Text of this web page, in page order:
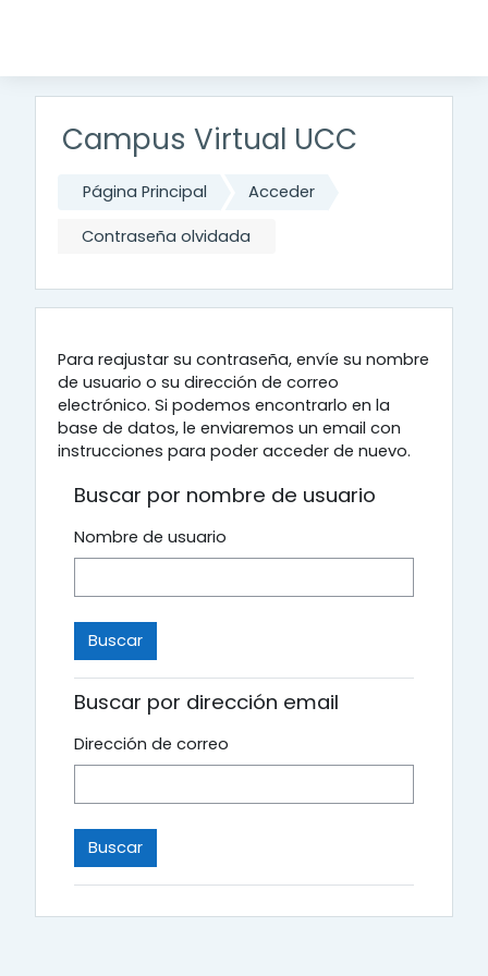
Campus Virtual UCC
Página Principal Acceder
Contraseña olvidada
Para reajustar su contraseña, envíe su nombre
de usuario o su dirección de correo
electrónico. Si podemos encontrarlo en la
base de datos, le enviaremos un email con
instrucciones para poder acceder de nuevo.
Buscar por nombre de usuario
Nombre de usuario
Buscar por dirección email
Dirección de correo